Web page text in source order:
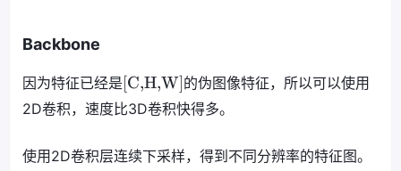
Backbone
因为特征已经是[C,H,W]的伪图像特征，所以可以使用
2D卷积，速度比3D卷积快得多。
使用2D卷积层连续下采样，得到不同分辨率的特征图。